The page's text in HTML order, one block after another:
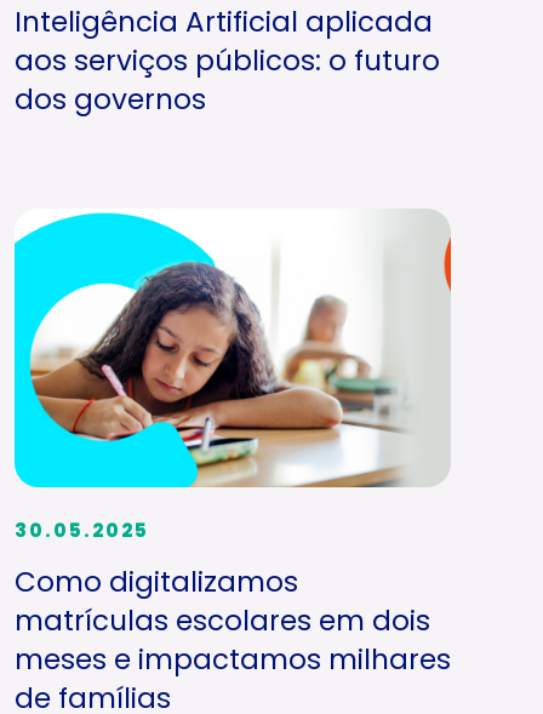
Inteligência Artificial aplicada
aos serviços públicos: o futuro
dos governos
30.05.2025
Como digitalizamos
matrículas escolares em dois
meses e impactamos milhares
de famílias